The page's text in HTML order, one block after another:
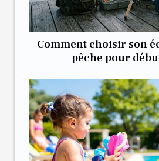
Comment choisir son
pêche pour